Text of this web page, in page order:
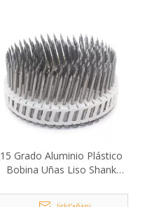
15 Grado Aluminio Plástico
Bobina Uñas Liso Shank